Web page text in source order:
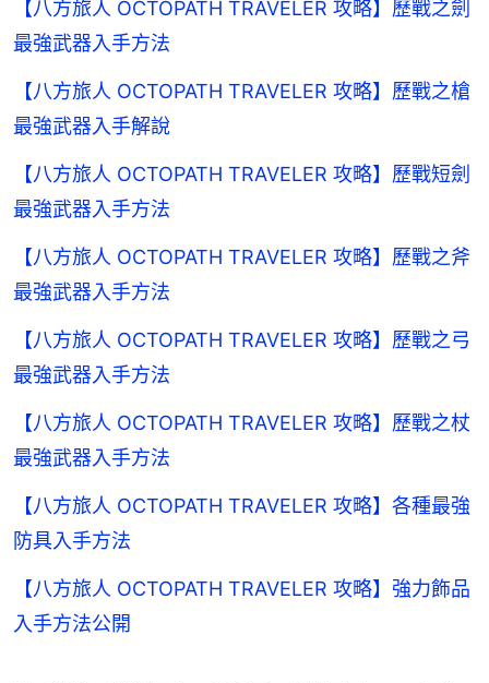
【八方旅人 OCTOPATH TRAVELER 攻略】歷戰之劍
最強武器入手方法
【八方旅人 OCTOPATH TRAVELER 攻略】歷戰之槍
最強武器入手解說
【八方旅人 OCTOPATH TRAVELER 攻略】歷戰短劍
最強武器入手方法
【八方旅人 OCTOPATH TRAVELER 攻略】歷戰之斧
最強武器入手方法
【八方旅人 OCTOPATH TRAVELER 攻略】歷戰之弓
最強武器入手方法
【八方旅人 OCTOPATH TRAVELER 攻略】歷戰之杖
最強武器入手方法
【八方旅人 OCTOPATH TRAVELER 攻略】各種最強
防具入手方法
【八方旅人 OCTOPATH TRAVELER 攻略】強力飾品
入手方法公開